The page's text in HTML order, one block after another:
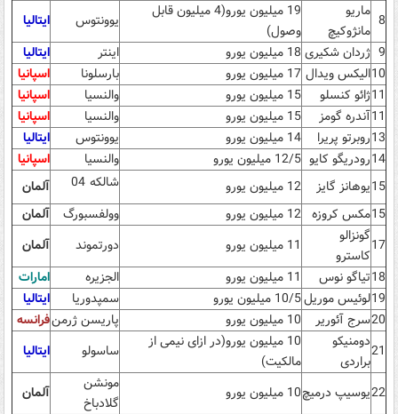
8 ماریو
مانژوکیچ
19 میلیون یورو(4 میلیون قابل
وصول)
یوونتوس
ایتالیا
9 ژردان شکیری 18 میلیون یورو اینتر
ایتالیا
10الیکس ویدال 17 میلیون یورو بارسلونا
اسپانیا
11ژائو کنسلو 15 میلیون یورو والنسیا
اسپانیا
11آندره گومز 15 میلیون یورو والنسیا
اسپانیا
13روبرتو پریرا 14 میلیون یورو یوونتوس
ایتالیا
14رودریگو کایو 12/5 میلیون یورو والنسیا
اسپانیا
15یوهانز گایز 12 میلیون یورو شالکه 04
آلمان
15مکس کروزه 12 میلیون یورو وولفسبورگ
آلمان
17گونزالو
کاسترو
11 میلیون یورو دورتموند
آلمان
18تیاگو نوس 11 میلیون یورو الجزیره
امارات
19لوئیس موریل10/5 میلیون یورو سمپدوریا
ایتالیا
20سرج آئوریر 10 میلیون یورو پاریسن ژرمنفرانسه
21دومنیکو
براردی
10 میلیون یورو(در ازای نیمی از
مالکیت)
ساسولو ایتالیا
22یوسیپ درمیچ10 میلیون یورو
مونشن
گلادباخ
آلمان